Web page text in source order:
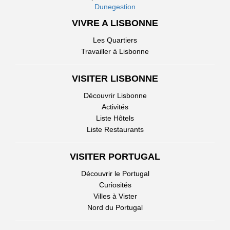
architecture et
décoration ici.
Dunegestion
VIVRE A LISBONNE
Les Quartiers
Travailler à Lisbonne
VISITER LISBONNE
Découvrir Lisbonne
Activités
Liste Hôtels
Liste Restaurants
VISITER PORTUGAL
Découvrir le Portugal
Curiosités
Villes à Vister
Nord du Portugal